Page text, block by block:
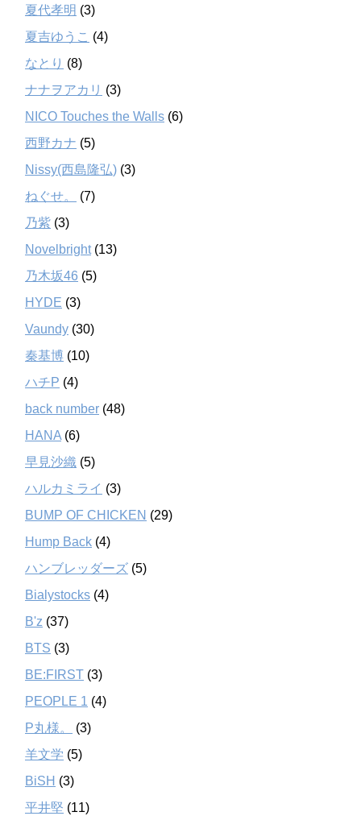
夏代孝明 (3)
夏吉ゆうこ (4)
なとり (8)
ナナヲアカリ (3)
NICO Touches the Walls (6)
西野カナ (5)
Nissy(西島隆弘) (3)
ねぐせ。
(7)
乃紫 (3)
Novelbright(13)
乃木坂46 (5)
HYDE (3)
Vaundy (30)
秦基博 (10)
ハチP (4)
back number (48)
HANA (6)
早見沙織 (5)
ハルカミライ (3)
BUMP OF CHICKEN (29)
Hump Back (4)
ハンブレッダーズ (5)
Bialystocks (4)
B'z (37)
BTS (3)
BE:FIRST (3)
PEOPLE 1 (4)
P丸様。
(3)
羊文学 (5)
BiSH (3)
平井堅 (11)